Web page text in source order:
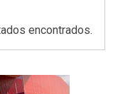
encontrados.